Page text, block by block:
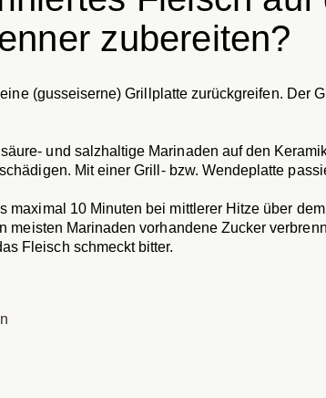
zubereiten?
(gusseiserne) Grillplatte zurückgreifen. Der
und salzhaltige Marinaden auf den
Mit einer Grill- bzw. Wendeplatte
maximal 10 Minuten bei mittlerer Hitze über
meisten Marinaden vorhandene Zucker
Fleisch schmeckt bitter.